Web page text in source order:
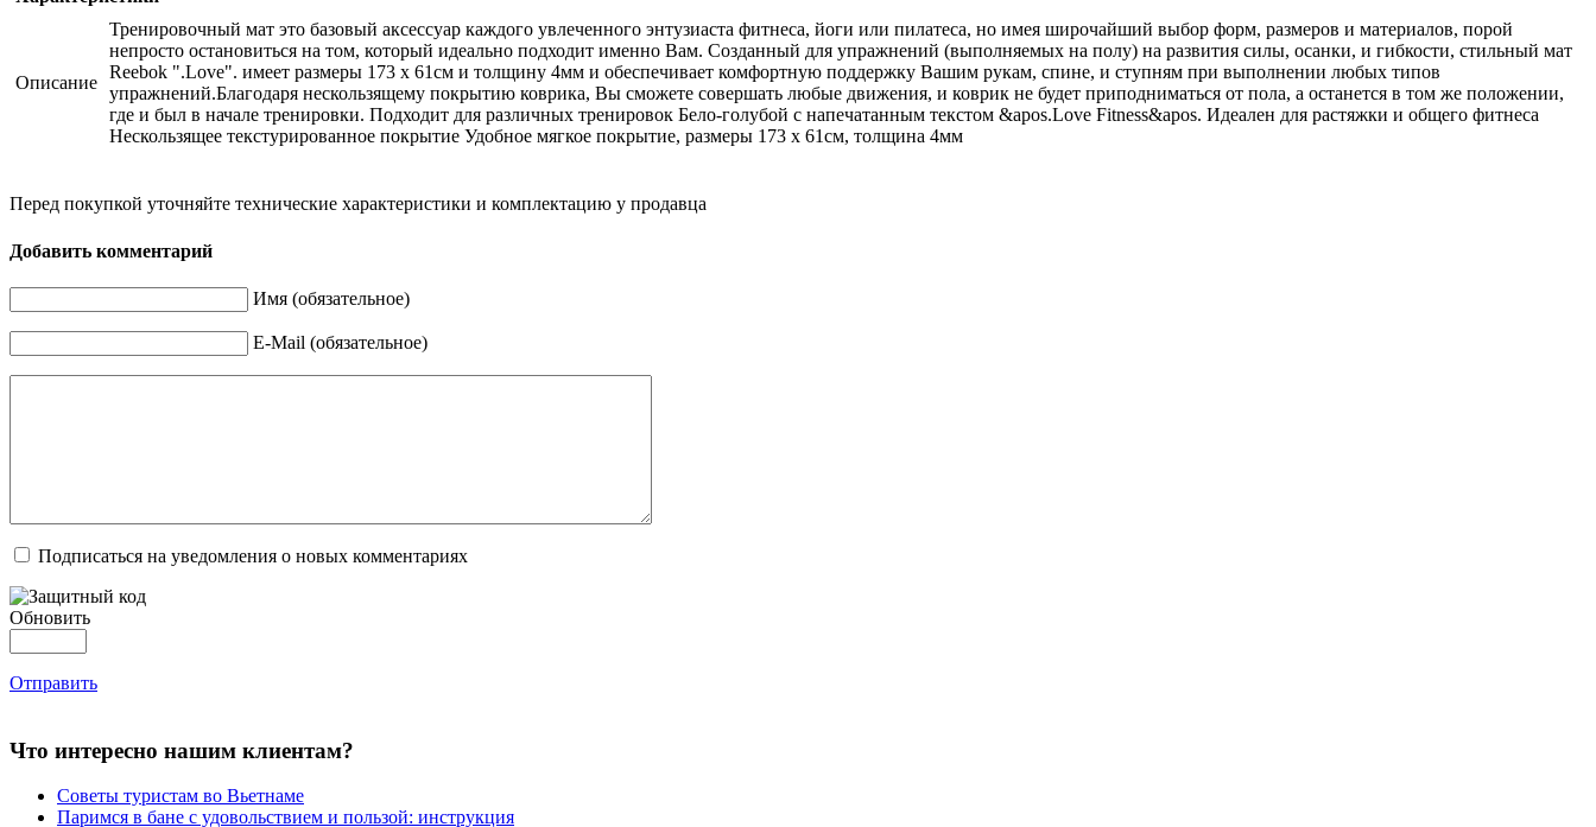
Описание
Тренировочный мат это базовый аксессуар каждого увлеченного энтузиаста фитнеса, йоги или пилатеса, но имея широчайший выбор форм, размеров и материалов, порой
непросто остановиться на том, который идеально подходит именно Вам. Созданный для упражнений (выполняемых на полу) на развития силы, осанки, и гибкости, стильный мат
Reebok ".Love". имеет размеры 173 x 61см и толщину 4мм и обеспечивает комфортную поддержку Вашим рукам, спине, и ступням при выполнении любых типов
упражнений.Благодаря нескользящему покрытию коврика, Вы сможете совершать любые движения, и коврик не будет приподниматься от пола, а останется в том же положении,
где и был в начале тренировки. Подходит для различных тренировок Бело-голубой с напечатанным текстом &apos.Love Fitness&apos. Идеален для растяжки и общего фитнеса
Нескользящее текстурированное покрытие Удобное мягкое покрытие, размеры 173 x 61см, толщина 4мм
Перед покупкой уточняйте технические характеристики и комплектацию у продавца
Добавить комментарий
Имя (обязательное)
E-Mail (обязательное)
Подписаться на уведомления о новых комментариях
Обновить
Отправить
Что интересно нашим клиентам?
Советы туристам во Вьетнаме
Паримся в бане с удовольствием и пользой: инструкция